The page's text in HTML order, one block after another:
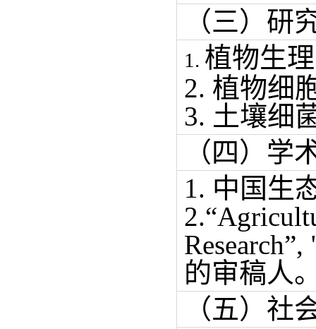
（三）研
1. 植物生
2. 植物细
3. 土壤细
（四）学
1. 中国生
2.“
Research”,
的审稿人
（五）社